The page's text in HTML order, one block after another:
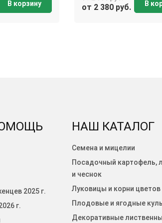
В корзину от 2 380 руб. В
2025 г.
г.
НАШ КАТАЛОГ
Семена и мицелии
Посадочный картофель,
и чеснок
Луковицы и корни цветов
Плодовые и ягодные
Декоративные